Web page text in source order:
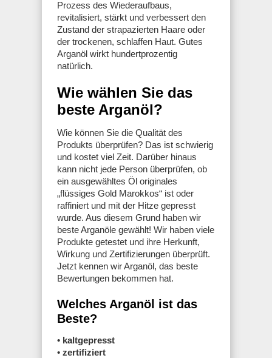
Prozess des Wiederaufbaus,
revitalisiert, stärkt und verbessert den
Zustand der strapazierten Haare oder
der trockenen, schlaffen Haut. Gutes
Arganöl wirkt hundertprozentig
natürlich.
Wie wählen Sie das
beste Arganöl?
Wie können Sie die Qualität des
Produkts überprüfen? Das ist schwierig
und kostet viel Zeit. Darüber hinaus
kann nicht jede Person überprüfen, ob
ein ausgewähltes Öl originales
„flüssiges Gold Marokkos“ ist oder
raffiniert und mit der Hitze gepresst
wurde. Aus diesem Grund haben wir
beste Arganöle gewählt! Wir haben viele
Produkte getestet und ihre Herkunft,
Wirkung und Zertifizierungen überprüft.
Jetzt kennen wir Arganöl, das beste
Bewertungen bekommen hat.
Welches Arganöl ist das
Beste?
• kaltgepresst
• zertifiziert